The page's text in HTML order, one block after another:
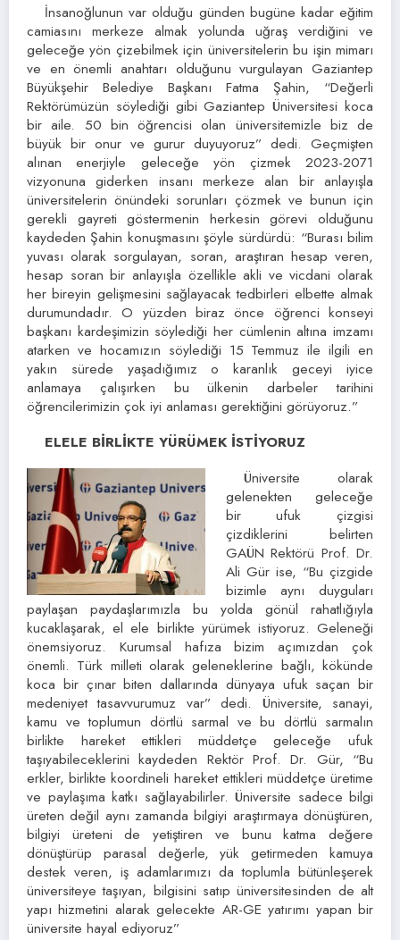
İnsanoğlunun var olduğu günden bugüne kadar eğitim
camiasını merkeze almak yolunda uğraş verdiğini ve
geleceğe yön çizebilmek için üniversitelerin bu işin mimarı
ve en önemli anahtarı olduğunu vurgulayan Gaziantep
Büyükşehir Belediye Başkanı Fatma Şahin, “Değerli
Rektörümüzün söylediği gibi Gaziantep Üniversitesi koca
bir aile. 50 bin öğrencisi olan üniversitemizle biz de
büyük bir onur ve gurur duyuyoruz” dedi. Geçmişten
alınan enerjiyle geleceğe yön çizmek 2023-2071
vizyonuna giderken insanı merkeze alan bir anlayışla
üniversitelerin önündeki sorunları çözmek ve bunun için
gerekli gayreti göstermenin herkesin görevi olduğunu
kaydeden Şahin konuşmasını şöyle sürdürdü: “Burası bilim
yuvası olarak sorgulayan, soran, araştıran hesap veren,
hesap soran bir anlayışla özellikle akli ve vicdani olarak
her bireyin gelişmesini sağlayacak tedbirleri elbette almak
durumundadır. O yüzden biraz önce öğrenci konseyi
başkanı kardeşimizin söylediği her cümlenin altına imzamı
atarken ve hocamızın söylediği 15 Temmuz ile ilgili en
yakın sürede yaşadığımız o karanlık geceyi iyice
anlamaya çalışırken bu ülkenin darbeler tarihini
öğrencilerimizin çok iyi anlaması gerektiğini görüyoruz.”
ELELE BİRLİKTE YÜRÜMEK İSTİYORUZ
Üniversite olarak
gelenekten geleceğe
bir ufuk çizgisi
çizdiklerini belirten
GAÜN Rektörü Prof. Dr.
Ali Gür ise, “Bu çizgide
bizimle aynı duyguları
paylaşan paydaşlarımızla bu yolda gönül rahatlığıyla
kucaklaşarak, el ele birlikte yürümek istiyoruz. Geleneği
önemsiyoruz. Kurumsal hafıza bizim açımızdan çok
önemli. Türk milleti olarak geleneklerine bağlı, kökünde
koca bir çınar biten dallarında dünyaya ufuk saçan bir
medeniyet tasavvurumuz var” dedi. Üniversite, sanayi,
kamu ve toplumun dörtlü sarmal ve bu dörtlü sarmalın
birlikte hareket ettikleri müddetçe geleceğe ufuk
taşıyabileceklerini kaydeden Rektör Prof. Dr. Gür, “Bu
erkler, birlikte koordineli hareket ettikleri müddetçe üretime
ve paylaşıma katkı sağlayabilirler. Üniversite sadece bilgi
üreten değil aynı zamanda bilgiyi araştırmaya dönüştüren,
bilgiyi üreteni de yetiştiren ve bunu katma değere
dönüştürüp parasal değerle, yük getirmeden kamuya
destek veren, iş adamlarımızı da toplumla bütünleşerek
üniversiteye taşıyan, bilgisini satıp üniversitesinden de alt
yapı hizmetini alarak gelecekte AR-GE yatırımı yapan bir
üniversite hayal ediyoruz”